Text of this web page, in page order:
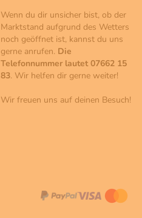
Wenn du dir unsicher bist, ob der
Marktstand aufgrund des Wetters
noch geöffnet ist, kannst du uns
gerne anrufen. Die
Telefonnummer lautet 07662 15
83. Wir helfen dir gerne weiter!
Wir freuen uns auf deinen Besuch!